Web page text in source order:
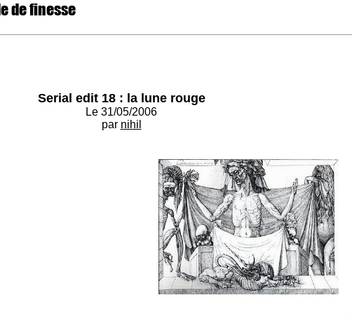
de finesse
Serial edit 18 : la lune rouge
Le 31/05/2006
par nihil